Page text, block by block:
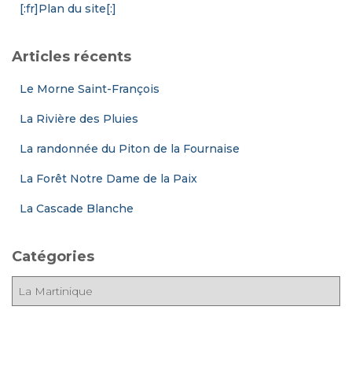
[:fr]Plan du site[:]
Articles récents
Le Morne Saint-François
La Rivière des Pluies
La randonnée du Piton de la Fournaise
La Forêt Notre Dame de la Paix
La Cascade Blanche
Catégories